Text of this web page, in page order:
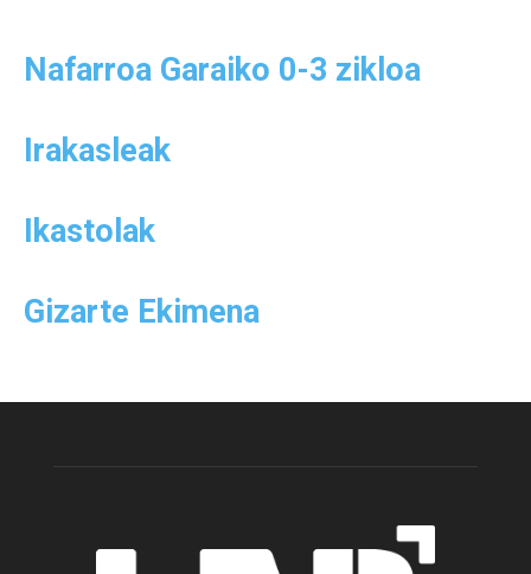
Nafarroa Garaiko 0-3 zikloa
Irakasleak
Ikastolak
Gizarte Ekimena